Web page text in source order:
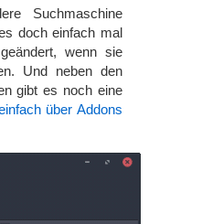
Suchmaschine
doch einfach mal
wenn sie
Und neben den
gibt es noch eine
über Addons